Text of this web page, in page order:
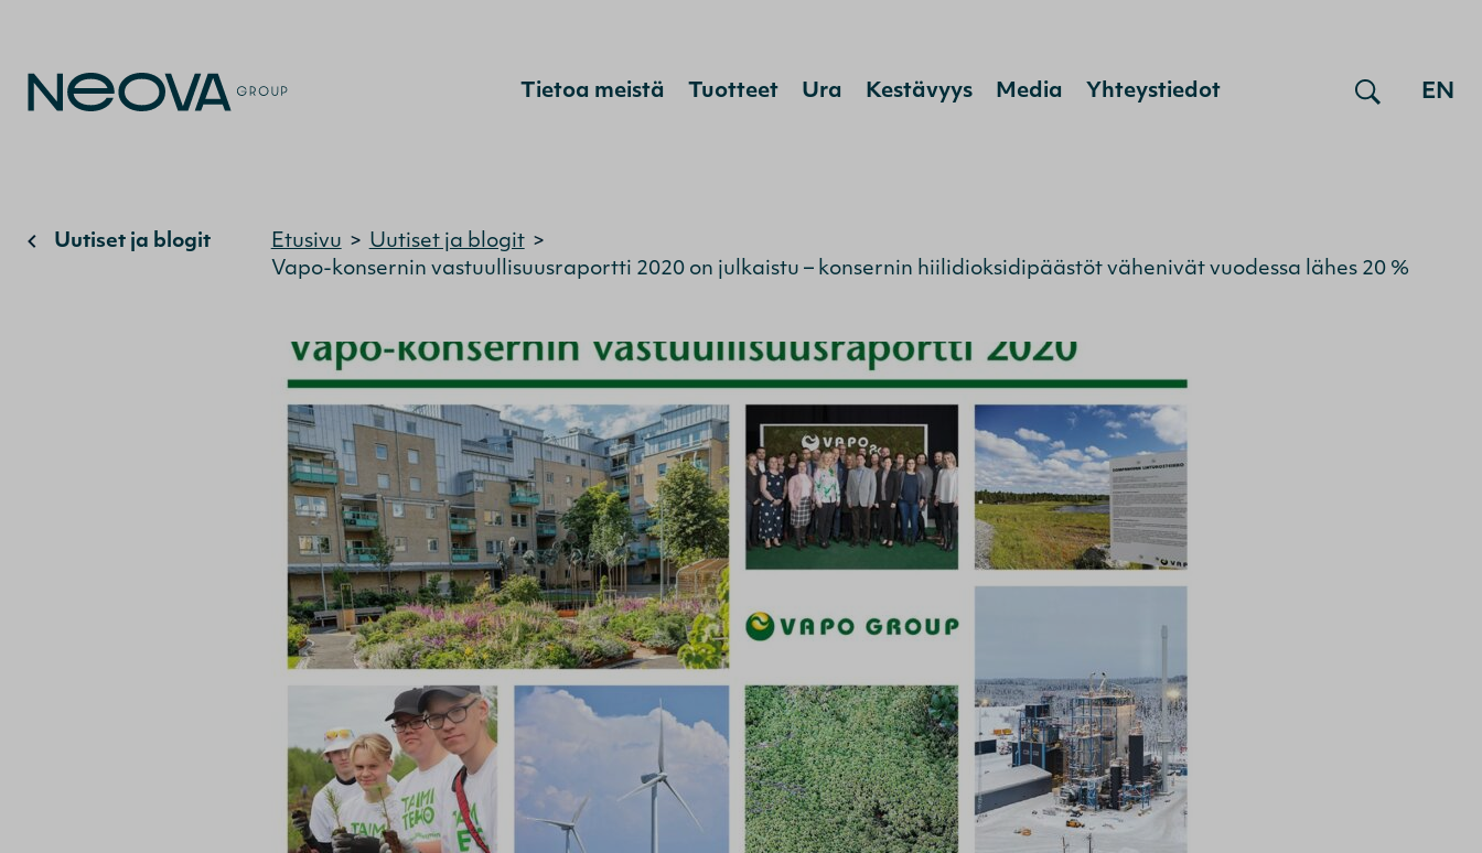
Tietoa meistä Tuotteet Ura Kestävyys Media Yhteystiedot EN
Uutiset ja blogit Etusivu > Uutiset ja blogit >
Vapo-konsernin vastuullisuusraportti 2020 on julkaistu – konsernin hiilidioksidipäästöt vähenivät vuodessa lähes 20 %